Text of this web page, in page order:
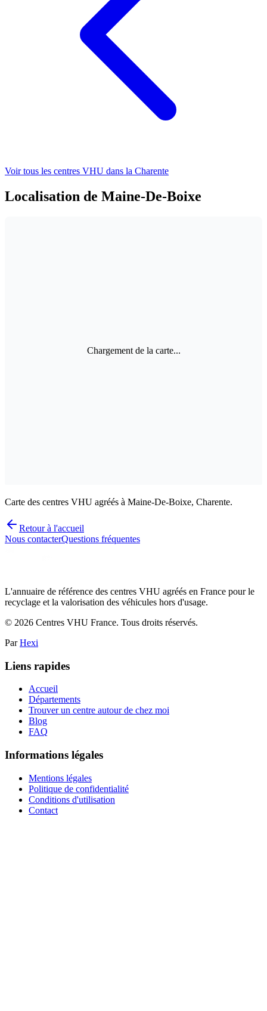
Voir tous les centres VHU dans la Charente
Localisation de Maine-De-Boixe
Chargement de la carte...
Carte des centres VHU agréés à Maine-De-Boixe, Charente.
Retour à l'accueil
Nous contacterQuestions fréquentes
L'annuaire de référence des centres VHU agréés en France pour le
recyclage et la valorisation des véhicules hors d'usage.
© 2026 Centres VHU France. Tous droits réservés.
Par Hexi
Liens rapides
Accueil
Départements
Trouver un centre autour de chez moi
Blog
FAQ
Informations légales
Mentions légales
Politique de confidentialité
Conditions d'utilisation
Contact